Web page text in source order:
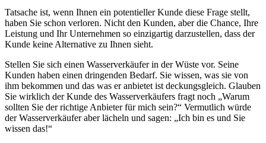
Tatsache ist, wenn Ihnen ein potentieller Kunde diese Frage stellt,
haben Sie schon verloren. Nicht den Kunden, aber die Chance, Ihre
Leistung und Ihr Unternehmen so einzigartig darzustellen, dass der
Kunde keine Alternative zu Ihnen sieht.
Stellen Sie sich einen Wasserverkäufer in der Wüste vor. Seine
Kunden haben einen dringenden Bedarf. Sie wissen, was sie von
ihm bekommen und das was er anbietet ist deckungsgleich. Glauben
Sie wirklich der Kunde des Wasserverkäufers fragt noch „Warum
sollten Sie der richtige Anbieter für mich sein?“ Vermutlich würde
der Wasserverkäufer aber lächeln und sagen: „Ich bin es und Sie
wissen das!“